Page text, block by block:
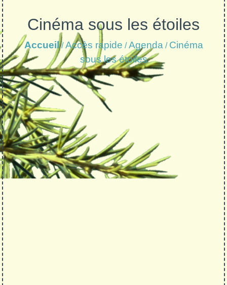
Cinéma sous les étoiles
Accueil/Accès rapide /Agenda / Cinéma
sous les étoiles